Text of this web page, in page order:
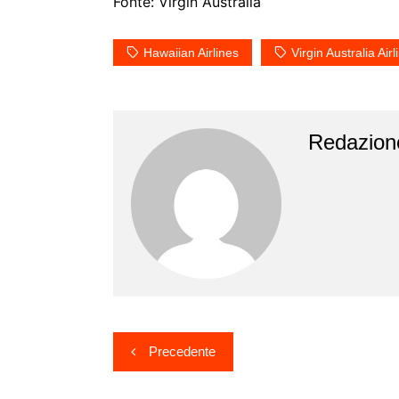
Hawaiian Airlines Virgin Australia
Navigazione
articoli
Precedente